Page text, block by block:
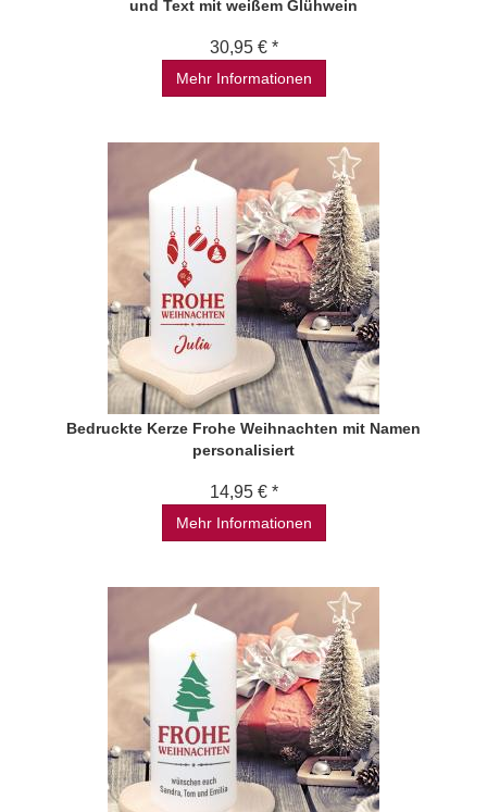
und Text mit weißem Glühwein
30,95 € *
Mehr Informationen
Bedruckte Kerze Frohe Weihnachten mit Namen
personalisiert
14,95 € *
Mehr Informationen